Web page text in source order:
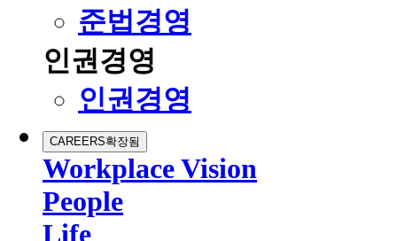
준법경영
인권경영
인권경영
CAREERS확장됨
Workplace Vision
People
Life